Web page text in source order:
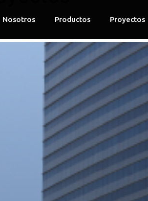
Nosotros Productos Proyectos